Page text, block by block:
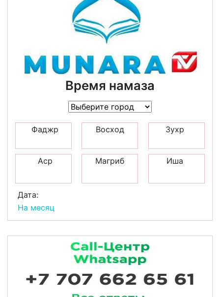
Время намаза
Фаджр Восход Зухр
Аср Магриб Иша
Дата:
На месяц